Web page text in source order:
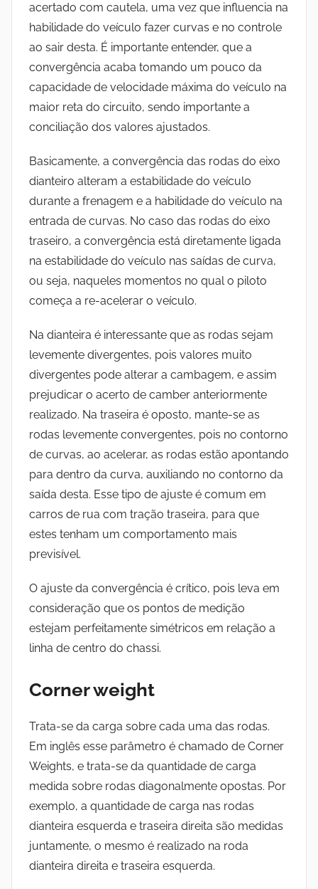
acertado com cautela, uma vez que influencia na
habilidade do veículo fazer curvas e no controle
ao sair desta. É importante entender, que a
convergência acaba tomando um pouco da
capacidade de velocidade máxima do veículo na
maior reta do circuito, sendo importante a
conciliação dos valores ajustados.
Basicamente, a convergência das rodas do eixo
dianteiro alteram a estabilidade do veículo
durante a frenagem e a habilidade do veículo na
entrada de curvas. No caso das rodas do eixo
traseiro, a convergência está diretamente ligada
na estabilidade do veículo nas saídas de curva,
ou seja, naqueles momentos no qual o piloto
começa a re-acelerar o veículo.
Na dianteira é interessante que as rodas sejam
levemente divergentes, pois valores muito
divergentes pode alterar a cambagem, e assim
prejudicar o acerto de camber anteriormente
realizado. Na traseira é oposto, mante-se as
rodas levemente convergentes, pois no contorno
de curvas, ao acelerar, as rodas estão apontando
para dentro da curva, auxiliando no contorno da
saída desta. Esse tipo de ajuste é comum em
carros de rua com tração traseira, para que
estes tenham um comportamento mais
previsível.
O ajuste da convergência é crítico, pois leva em
consideração que os pontos de medição
estejam perfeitamente simétricos em relação a
linha de centro do chassi.
Corner weight
Trata-se da carga sobre cada uma das rodas.
Em inglês esse parâmetro é chamado de Corner
Weights, e trata-se da quantidade de carga
medida sobre rodas diagonalmente opostas. Por
exemplo, a quantidade de carga nas rodas
dianteira esquerda e traseira direita são medidas
juntamente, o mesmo é realizado na roda
dianteira direita e traseira esquerda.